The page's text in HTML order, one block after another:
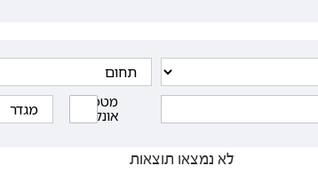
מטפלים
אונליין
לא נמצאו תוצאות